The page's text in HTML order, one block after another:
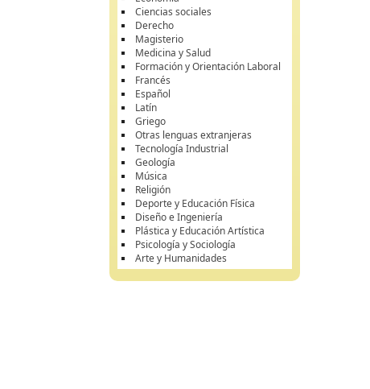
Ciencias sociales
Derecho
Magisterio
Medicina y Salud
Formación y Orientación Laboral
Francés
Español
Latín
Griego
Otras lenguas extranjeras
Tecnología Industrial
Geología
Música
Religión
Deporte y Educación Física
Diseño e Ingeniería
Plástica y Educación Artística
Psicología y Sociología
Arte y Humanidades